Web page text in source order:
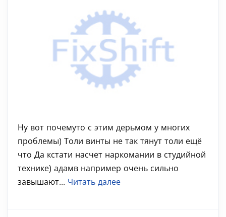
Ну вот почемуто с этим дерьмом у многих
проблемы) Толи винты не так тянут толи ещё
что Да кстати насчет наркомании в студийной
технике) адамв например очень сильно
завышают... Читать далее